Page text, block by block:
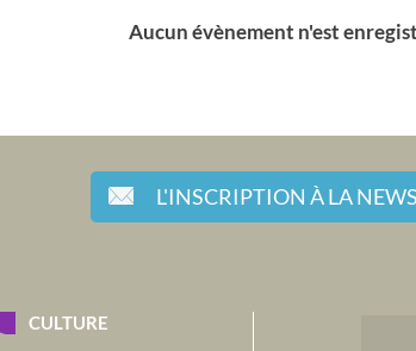
Aucun évènement n'est
L'INSCRIPTION À LA
CULTURE